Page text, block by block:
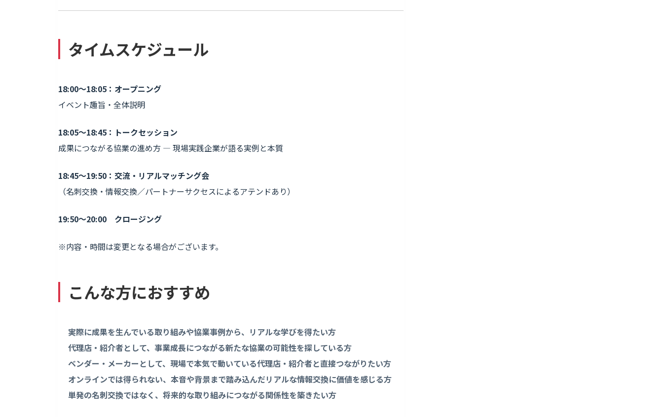
タイムスケジュール
18:00〜18:05：オープニング
イベント趣旨・全体説明
18:05〜18:45：トークセッション
成果につながる協業の進め方 — 現場実践企業が語る実例と本質
18:45〜19:50：交流・リアルマッチング会
（名刺交換・情報交換／パートナーサクセスによるアテンドあり）
19:50〜20:00 クロージング
※内容・時間は変更となる場合がございます。
こんな方におすすめ
実際に成果を生んでいる取り組みや協業事例から、リアルな学びを得たい方
代理店・紹介者として、事業成長につながる新たな協業の可能性を探している方
ベンダー・メーカーとして、現場で本気で動いている代理店・紹介者と直接つながりたい方
オンラインでは得られない、本音や背景まで踏み込んだリアルな情報交換に価値を感じる方
単発の名刺交換ではなく、将来的な取り組みにつながる関係性を築きたい方